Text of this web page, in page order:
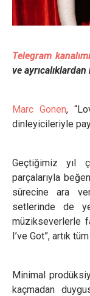
Telegram
ve
Marc Gonen,
dinleyicileriyle
Geçtiğimiz yıl
parçalarıyla
sürecine ara
setlerinde de
müzikseverlerle
I’ve Got”, artık
Minimal
kaçmadan